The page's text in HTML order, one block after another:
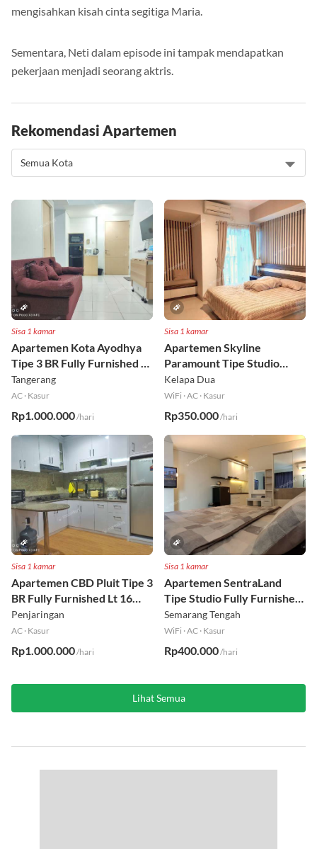
mengisahkan kisah cinta segitiga Maria.
Sementara, Neti dalam episode ini tampak mendapatkan
pekerjaan menjadi seorang aktris.
Rekomendasi Apartemen
Sisa 1 kamar
Apartemen Kota Ayodhya
Tipe 3 BR Fully Furnished Lt
6
Tangerang
AC · Kasur
Rp1.000.000/hari
Sisa 1 kamar
Apartemen Skyline
Paramount Tipe Studio
Fully Furnished Lt 8
Kelapa Dua
WiFi ·AC · Kasur
Rp350.000/hari
Sisa 1 kamar
Apartemen CBD Pluit Tipe 3
BR Fully Furnished Lt 16
Utara
Penjaringan
AC · Kasur
Rp1.000.000/hari
Sisa 1 kamar
Apartemen SentraLand
Tipe Studio Fully Furnished
Lt 8
Semarang Tengah
WiFi ·AC · Kasur
Rp400.000/hari
Lihat Semua